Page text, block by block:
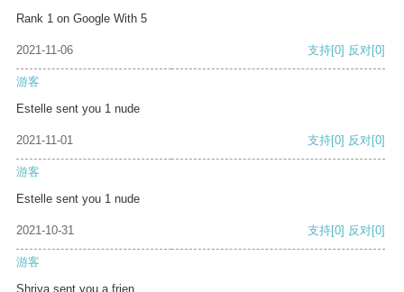
Rank 1 on Google With 5
2021-11-06 支持[0] 反对[0]
游客
Estelle sent you 1 nude
2021-11-01 支持[0] 反对[0]
游客
Estelle sent you 1 nude
2021-10-31 支持[0] 反对[0]
游客
Shriya sent you a frien